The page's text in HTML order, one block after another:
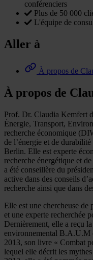
conférenciers
Plus de 50 000
L'équipe de
Aller à
À propos de
À propos de
Prof. Dr. Claudia Kemfert
Énergie, Transport,
recherche économique
de l’énergie et de
Berlin. Elle est experte
recherche énergétique et
a été conseillère du
active dans des conseils
recherche ainsi que dans
Elle est une chercheuse de
et une experte recherchée
Dernièrement, elle a reçu
environnemental B.A.U.M
2013, son livre « Combat
lequel elle décrit les